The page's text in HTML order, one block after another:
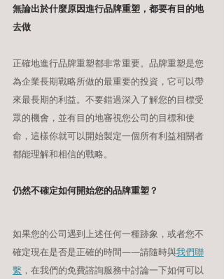
無論出於什麼原因進行品牌重塑，都要有目的地
去做
正確地進行品牌重塑都非常重要。品牌重塑是您
為企業長期戰略所做的最重要的投資，它可以帶
來最長期的利益。不要錯過深入了解您的目標受
眾的機會，並有目的地審視您公司的目標和使
命，這樣你就可以開始製定一個所有利益相關者
都能理解和相信的戰略。
仍然不確定如何開始您的品牌重塑？
如果您的公司遇到上述任何一種跡象，或者您不
確定現在是否是正確的時間——請隨時與我們聯
繫 ，在我們的免費諮詢服務中討論一下如何可以